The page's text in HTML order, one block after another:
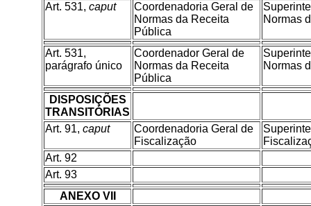
Art. 531, caput
Coordenadoria Geral de
Normas da Receita
Pública
Normas
Art. 531,
parágrafo único
Coordenador Geral de
Normas da Receita
Pública
Normas
DISPOSIÇÕES
TRANSITÓRIAS
Art. 91, caput
Coordenadoria Geral de
Fiscalização
Art. 92
Art. 93
ANEXO VII